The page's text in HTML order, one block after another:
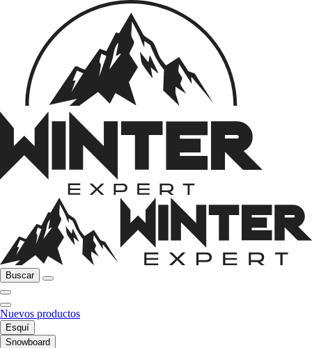
Buscar
Nuevos productos
Esquí
Snowboard